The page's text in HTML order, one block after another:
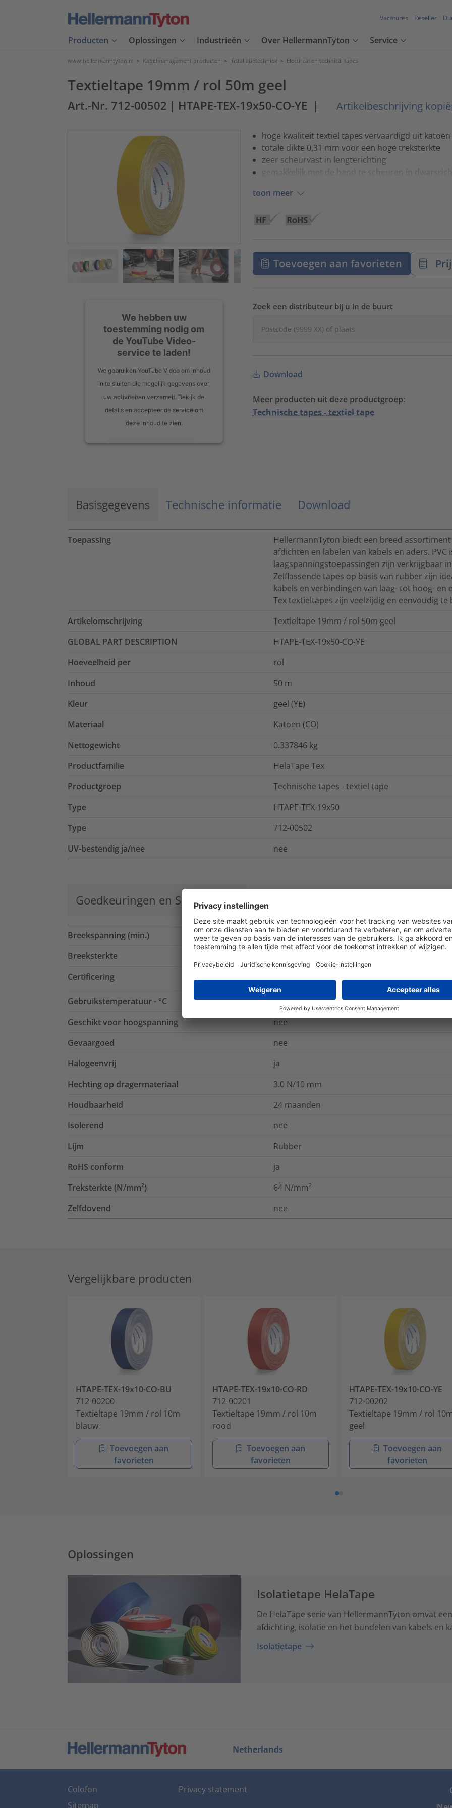
Vacatures Reseller
Producten Oplossingen Industrieën Over HellermannTyton Service
www.hellermanntyton.nl > Kabelmanagement producten > Installatietechniek > Electrical en technical tapes
Textieltape 19mm / rol 50m geel
Art.-Nr. 712-00502 | HTAPE-TEX-19x50-CO-YE | Artikelbeschrijving
We hebben uw
toestemming nodig om
de YouTube Video-
service te laden!
We gebruiken YouTube Video om inhoud
in te sluiten die mogelijk gegevens over
uw activiteiten verzamelt. Bekijk de
details en accepteer de service om
deze inhoud te zien.
hoge kwaliteit textiel tapes vervaardigd uit katoen
totale dikte 0,31 mm voor een hoge treksterkte
zeer scheurvast in lengterichting
gemakkelijk met de hand te scheuren in
toon meer
Toevoegen aan favorieten
Zoek een distributeur bij u in de buurt
Download
Meer producten uit deze productgroep:
Technische tapes - textiel tape
Basisgegevens Technische informatie Download
Toepassing
HellermannTyton biedt een breed
afdichten en labelen van kabels en aders.
laagspanningstoepassingen zijn verkrijgbaar
Zelflassende tapes op basis van rubber zijn
kabels en verbindingen van laag- tot hoog-
Tex textieltapes zijn veelzijdig en eenvoudig te
Artikelomschrijving
Textieltape 19mm / rol 50m geel
GLOBAL PART DESCRIPTION
HTAPE-TEX-19x50-CO-YE
Hoeveelheid per
rol
Inhoud
50 m
Kleur
geel (YE)
Materiaal
Katoen (CO)
Nettogewicht
0.337846 kg
Productfamilie
HelaTape Tex
Productgroep
Technische tapes - textiel tape
Type
HTAPE-TEX-19x50
Type
712-00502
UV-bestendig ja/nee
nee
Goedkeuringen en Specificaties
Breekspanning (min.) 10%
Breeksterkte
Certificering
Gebruikstemperatuur - °C
-30 °C tot +80 °C
Geschikt voor hoogspanning
nee
Gevaargoed
nee
Halogeenvrij
ja
Hechting op dragermateriaal
3.0 N/10 mm
Houdbaarheid
24 maanden
Isolerend
nee
Lijm
Rubber
RoHS conform
ja
Treksterkte (N/mm²)
64 N/mm²
Zelfdovend
nee
Vergelijkbare producten
HTAPE-TEX-19x10-CO-BU
712-00200
Textieltape 19mm / rol 10m
blauw
Toevoegen aan
favorieten
HTAPE-TEX-19x10-CO-RD
712-00201
Textieltape 19mm / rol 10m
rood
Toevoegen aan
favorieten
HTAPE-TEX-19x10-CO-YE
712-00202
Textieltape 19mm / rol
geel
Toevoegen aan
favorieten
Oplossingen
Isolatietape HelaTape
De HelaTape serie van HellermannTyton omvat
afdichting, isolatie en het bundelen van kabels en
Isolatietape
Netherlands
Colofon
Sitemap
Privacy statement